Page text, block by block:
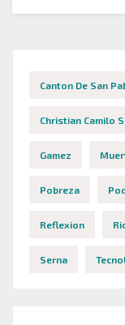
Canton De San
Christian Camilo
Gamez
Pobreza
Reflexion
Serna